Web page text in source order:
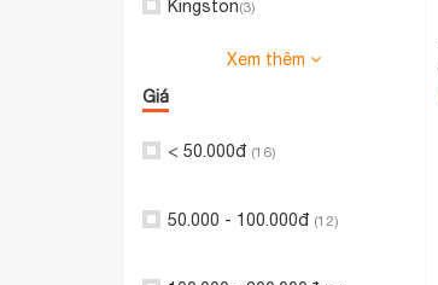
Human Motion (9)
MOFT